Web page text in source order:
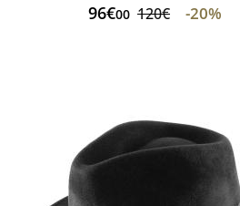
96€00 120€ -20%